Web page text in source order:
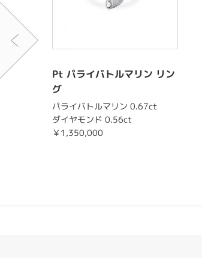
Pt パライバトルマリン リン
グ
パライバトルマリン 0.67ct
ダイヤモンド 0.56ct
￥1,350,000